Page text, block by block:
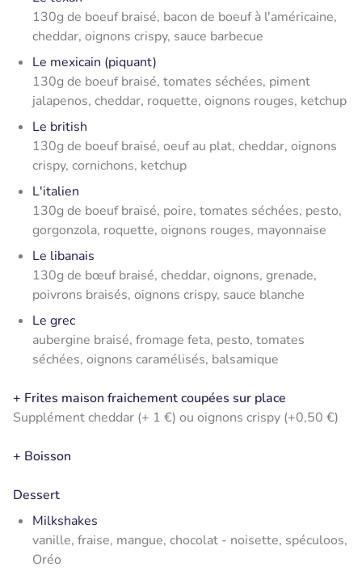
130g de boeuf braisé, bacon de boeuf à l'américaine,
cheddar, oignons crispy, sauce barbecue
Le mexicain (piquant)
130g de boeuf braisé, tomates séchées, piment
jalapenos, cheddar, roquette, oignons rouges, ketchup
Le british
130g de boeuf braisé, oeuf au plat, cheddar, oignons
crispy, cornichons, ketchup
L'italien
130g de boeuf braisé, poire, tomates séchées, pesto,
gorgonzola, roquette, oignons rouges, mayonnaise
Le libanais
130g de bœuf braisé, cheddar, oignons, grenade,
poivrons braisés, oignons crispy, sauce blanche
Le grec
aubergine braisé, fromage feta, pesto, tomates
séchées, oignons caramélisés, balsamique
+ Frites maison fraichement coupées sur place
Supplément cheddar (+ 1 €) ou oignons crispy (+0,50 €)
+ Boisson
Dessert
Milkshakes
vanille, fraise, mangue, chocolat - noisette, spéculoos,
Oréo